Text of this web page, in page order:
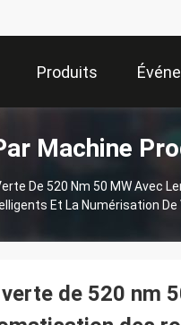
Produits
Machine
De 520 Nm 50 MW Avec
Et La Numérisation De
de 520 nm